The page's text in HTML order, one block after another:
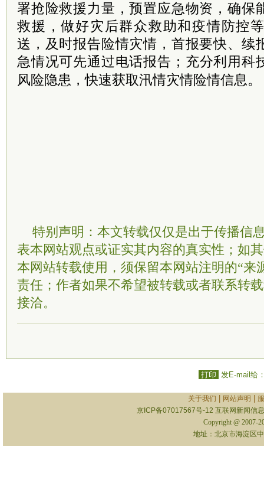
署抢险救援力量，预置应急物资，确保
救援，做好灾后群众救助和疫情防控
送，及时报告险情灾情，首报要快、续
急情况可先通过电话报告；充分利用科
风险隐患，快速获取汛情灾情险情信息。
特别声明：本文转载仅仅是出于传播信
表本网站观点或证实其内容的真实性；如
本网站转载使用，须保留本网站注明的“来
责任；作者如果不希望被转载或者联系转
接洽。
打印 发E-mail给
关于我们 网站声明
京ICP备07017567号-12 互联网新闻信
Copyright @ 2007-
地址：北京市海淀区